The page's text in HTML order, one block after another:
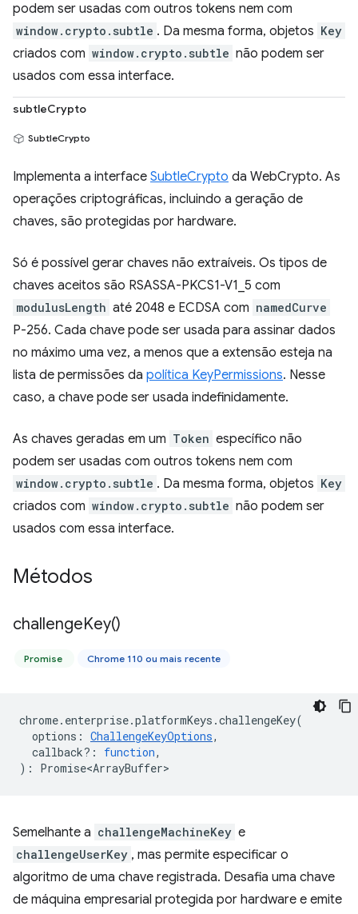
podem ser usadas com outros tokens nem com
window.crypto.subtle . Da mesma forma, objetos Key
criados com window.crypto.subtle não podem ser
usados com essa interface.
subtleCrypto
SubtleCrypto
Implementa a interface SubtleCrypto da WebCrypto. As
operações criptográficas, incluindo a geração de
chaves, são protegidas por hardware.
Só é possível gerar chaves não extraíveis. Os tipos de
chaves aceitos são RSASSA-PKCS1-V1_5 com
modulusLength até 2048 e ECDSA com namedCurve
P-256. Cada chave pode ser usada para assinar dados
no máximo uma vez, a menos que a extensão esteja na
lista de permissões da política KeyPermissions. Nesse
caso, a chave pode ser usada indefinidamente.
As chaves geradas em um Token específico não
podem ser usadas com outros tokens nem com
window.crypto.subtle . Da mesma forma, objetos Key
criados com window.crypto.subtle não podem ser
usados com essa interface.
Métodos
challengeKey()
Promise Chrome 110 ou mais recente
chrome. enterprise.platformKeys .challengeKey(
options : ChallengeKeyOptions,
callback? : function,
) : Promise<ArrayBuffer>
Semelhante a challengeMachineKey e
challengeUserKey , mas permite especificar o
algoritmo de uma chave registrada. Desafia uma chave
de máquina empresarial protegida por hardware e emite